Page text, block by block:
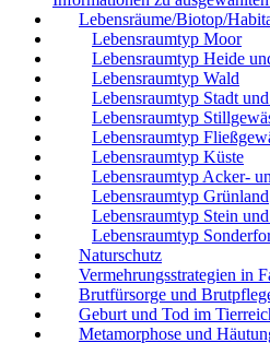
Lebensräume/Biotop/
Lebensraumtyp Moor
Lebensraumtyp Heide
Lebensraumtyp Wald
Lebensraumtyp Stadt
Lebensraumtyp
Lebensraumtyp
Lebensraumtyp Küste
Lebensraumtyp Acker-
Lebensraumtyp Grünland
Lebensraumtyp Stein
Lebensraumtyp
Naturschutz
Vermehrungsstrategien in
Brutfürsorge und
Geburt und Tod im
Metamorphose und